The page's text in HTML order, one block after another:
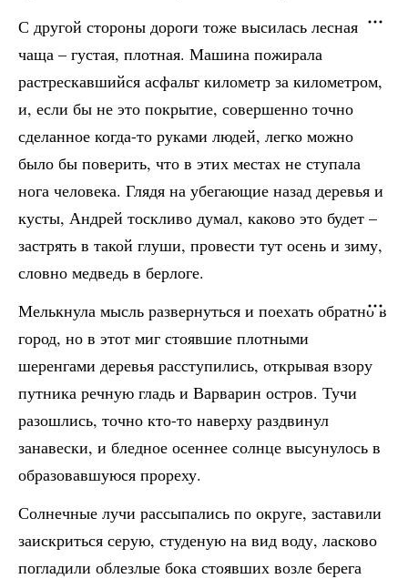
С другой стороны дороги тоже высилась лесная
чаща – густая, плотная. Машина пожирала
растрескавшийся асфальт километр за километром,
и, если бы не это покрытие, совершенно точно
сделанное когда-то руками людей, легко можно
было бы поверить, что в этих местах не ступала
нога человека. Глядя на убегающие назад деревья и
кусты, Андрей тоскливо думал, каково это будет –
застрять в такой глуши, провести тут осень и зиму,
словно медведь в берлоге.
Мелькнула мысль развернуться и поехать обратно в
город, но в этот миг стоявшие плотными
шеренгами деревья расступились, открывая взору
путника речную гладь и Варварин остров. Тучи
разошлись, точно кто-то наверху раздвинул
занавески, и бледное осеннее солнце высунулось в
образовавшуюся прореху.
Солнечные лучи рассыпались по округе, заставили
заискриться серую, студеную на вид воду, ласково
погладили облезлые бока стоявших возле берега